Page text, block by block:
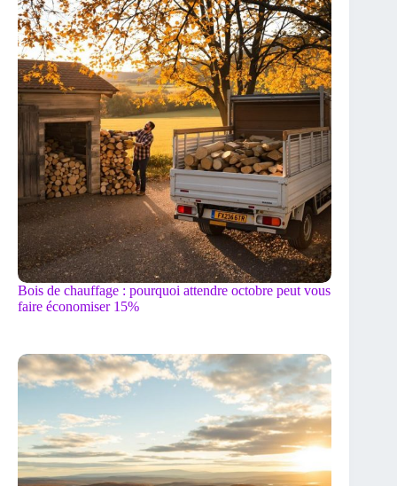
Bois de chauffage : pourquoi attendre octobre peut vous
faire économiser 15%